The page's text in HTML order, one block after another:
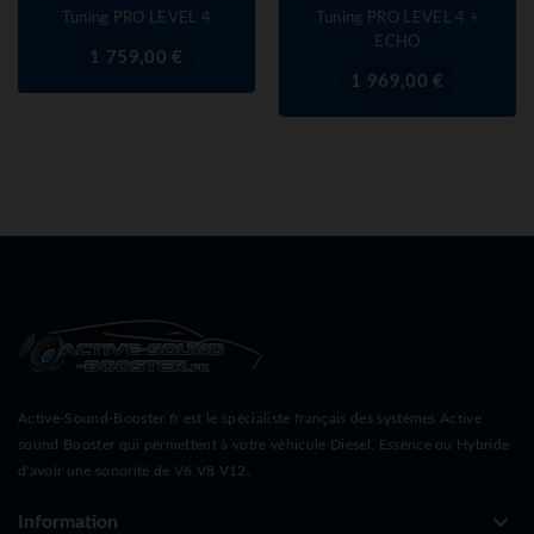
Tuning PRO LEVEL 4
Prix1 759,00 €
Tuning PRO LEVEL 4 +
ECHO
Prix1 969,00 €
Active-Sound-Booster.fr est le spécialiste français des systèmes Active
sound Booster qui permettent à votre véhicule Diesel, Essence ou Hybride
d'avoir une sonorité de V6 V8 V12.
Information keyboard_arrow_down